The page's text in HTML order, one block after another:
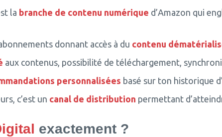
la branche de contenu numérique d’Amazon qui
donnant accès à du contenu
aux contenus, possibilité de téléchargement,
personnalisées basé sur ton historique
c’est un canal de distribution permettant
exactement ?